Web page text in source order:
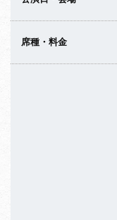
席種・料金